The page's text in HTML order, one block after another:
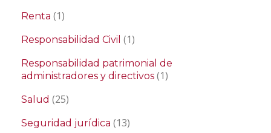
Renta (1)
Responsabilidad Civil (1)
Responsabilidad patrimonial de
administradores y directivos (1)
Salud (25)
Seguridad jurídica (13)